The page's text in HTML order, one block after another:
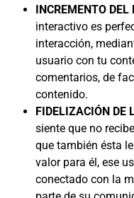
INCREMENTO DEL
interactivo es
interacción,
usuario con tu
comentarios, de
contenido.
FIDELIZACIÓN DE
siente que no
que también ésta
valor para él, ese
conectado con la